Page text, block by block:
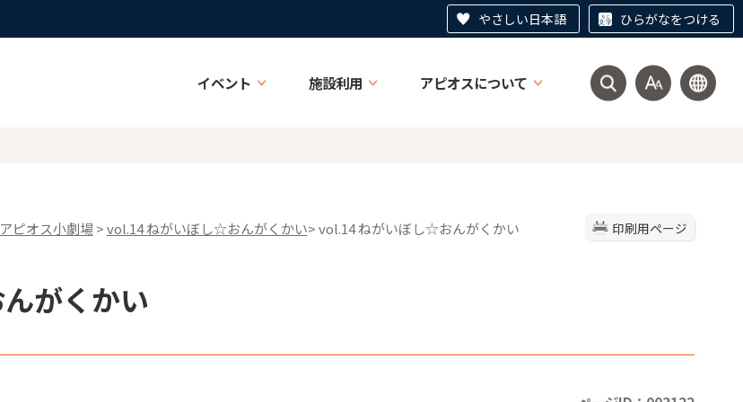
やさしい日本語 ひらがなをつける
イベント 施設利用 アピオスについて
印刷用ページ
アピオス小劇場>vol.14 ねがいぼし☆おんがくかい> vol.14 ねがいぼし☆おんがくかい
がくかい